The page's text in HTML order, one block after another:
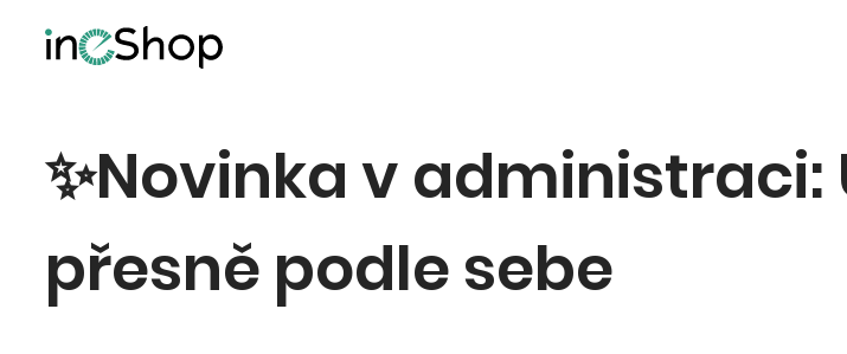
✨Novinka v
přesně podle sebe